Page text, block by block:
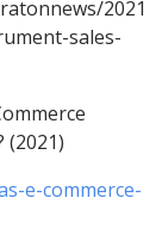
2021
sales-
(2021)
e-commerce-